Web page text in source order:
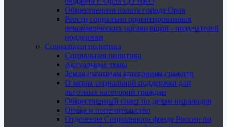
Общественная палата города Орла
Реестр социально ориентированных
некоммерческих организаций - получателей
поддержки
Социальная политика
Социальная политика
Актуальные темы
Земля льготным категориям граждан
О мерах социальной поддержки для
льготных категорий граждан
Общественный совет по делам инвалидов
Опека и попечительство
Отделение Социального фонда России по